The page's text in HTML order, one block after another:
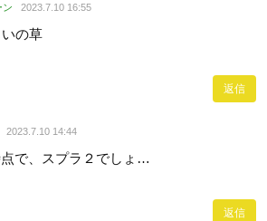
ン 2023.7.10 16:55
の草
返信
2023.7.10 14:44
で、スプラ２でしょ…
返信